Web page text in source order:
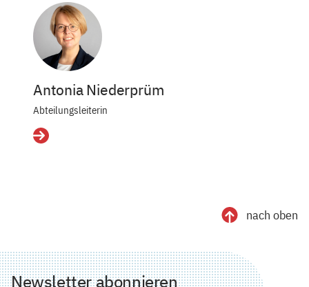
Antonia Niederprüm
Abteilungsleiterin
Details
nach oben
Newsletter abonnieren